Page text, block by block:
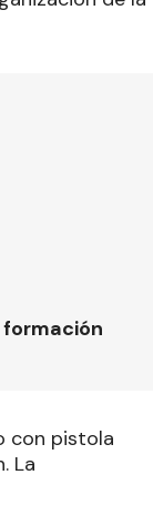
con pistola
La